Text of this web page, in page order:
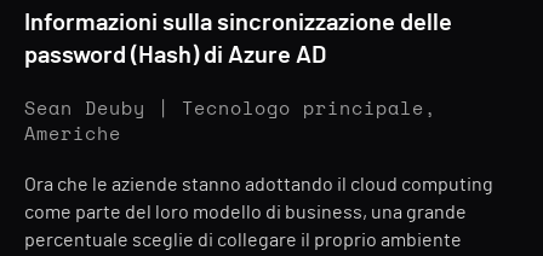
Informazioni sulla sincronizzazione delle
password (Hash) di Azure AD
Sean Deuby | Tecnologo principale,
Americhe
Ora che le aziende stanno adottando il cloud computing
come parte del loro modello di business, una grande
percentuale sceglie di collegare il proprio ambiente